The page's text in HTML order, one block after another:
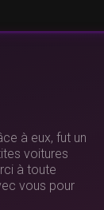
à eux, fut un
voitures
à toute
vous pour